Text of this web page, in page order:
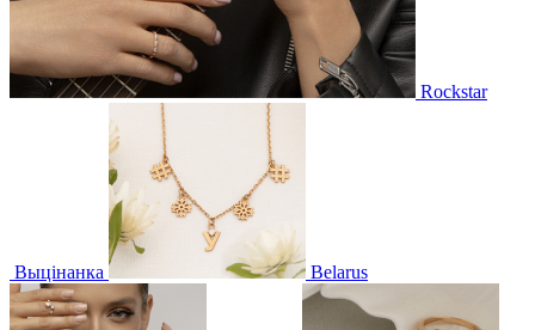
Rockstar
Выцінанка Belarus